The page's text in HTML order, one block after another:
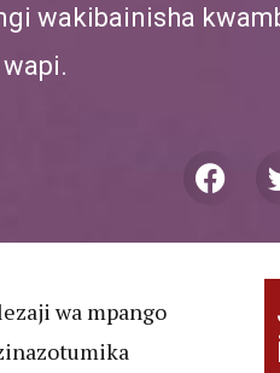
wakibainisha
wa mpango